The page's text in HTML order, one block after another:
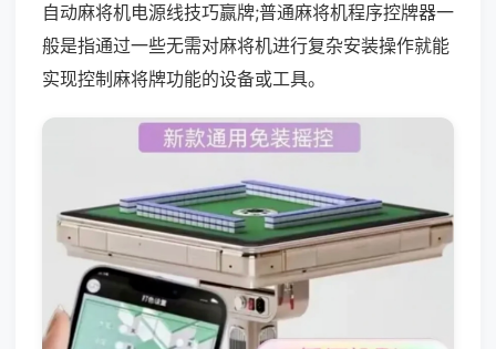
自动麻将机电源线技巧赢牌;普通麻将机程序控牌器一
般是指通过一些无需对麻将机进行复杂安装操作就能
实现控制麻将牌功能的设备或工具。